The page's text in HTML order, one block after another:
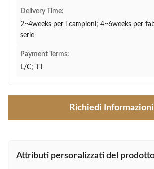
Delivery Time:
2~4weeks per i campioni; 4~6weeks per
serie
Payment Terms:
L/C; TT
Richiedi Informazioni
Attributi personalizzati del prodotto